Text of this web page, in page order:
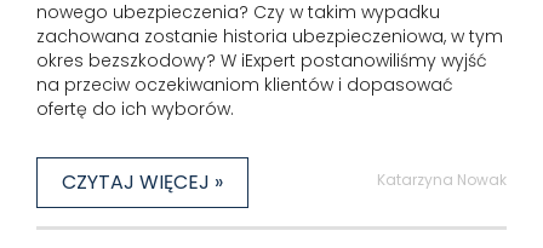
nowego ubezpieczenia? Czy w takim wypadku
zachowana zostanie historia ubezpieczeniowa, w tym
okres bezszkodowy? W iExpert postanowiliśmy wyjść
na przeciw oczekiwaniom klientów i dopasować
ofertę do ich wyborów.
CZYTAJ WIĘCEJ » Katarzyna Nowak